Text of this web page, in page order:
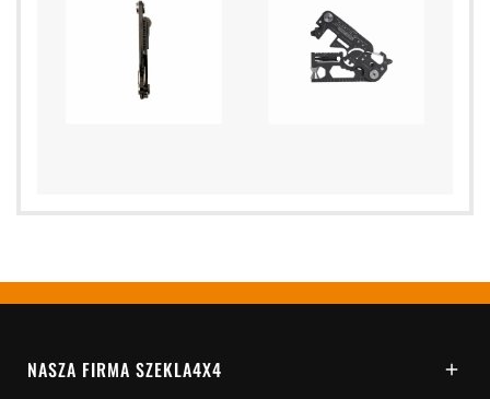
NASZA FIRMA SZEKLA4X4 